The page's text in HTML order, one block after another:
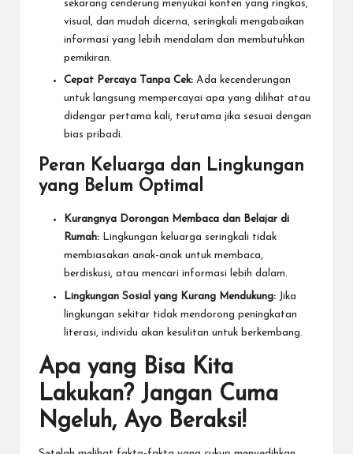
sekarang cenderung menyukai konten yang ringkas,
visual, dan mudah dicerna, seringkali mengabaikan
informasi yang lebih mendalam dan membutuhkan
pemikiran.
Cepat Percaya Tanpa Cek: Ada kecenderungan
untuk langsung mempercayai apa yang dilihat atau
didengar pertama kali, terutama jika sesuai dengan
bias pribadi.
Peran Keluarga dan Lingkungan
yang Belum Optimal
Kurangnya Dorongan Membaca dan Belajar di
Rumah: Lingkungan keluarga seringkali tidak
membiasakan anak-anak untuk membaca,
berdiskusi, atau mencari informasi lebih dalam.
Lingkungan Sosial yang Kurang Mendukung: Jika
lingkungan sekitar tidak mendorong peningkatan
literasi, individu akan kesulitan untuk berkembang.
Apa yang Bisa Kita
Lakukan? Jangan Cuma
Ngeluh, Ayo Beraksi!